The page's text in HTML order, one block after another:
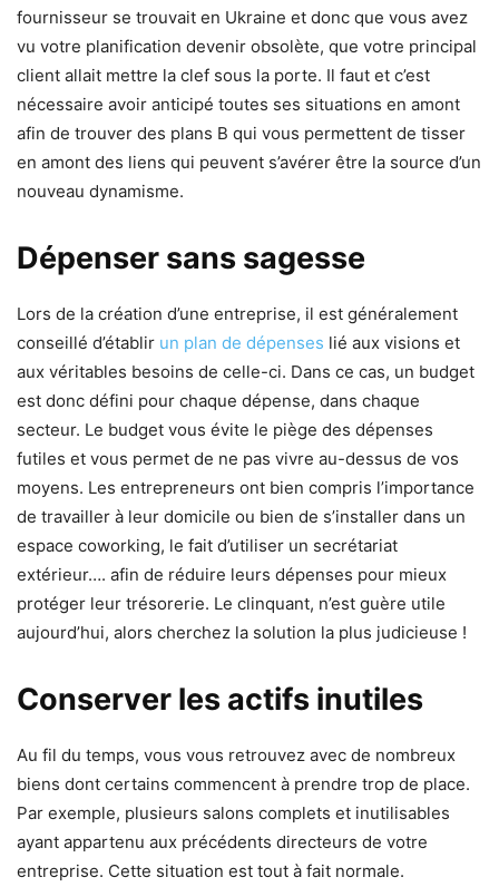
fournisseur se trouvait en Ukraine et donc que vous avez
vu votre planification devenir obsolète, que votre principal
client allait mettre la clef sous la porte. Il faut et c’est
nécessaire avoir anticipé toutes ses situations en amont
afin de trouver des plans B qui vous permettent de tisser
en amont des liens qui peuvent s’avérer être la source d’un
nouveau dynamisme.
Dépenser sans sagesse
Lors de la création d’une entreprise, il est généralement
conseillé d’établir un plan de dépenses lié aux visions et
aux véritables besoins de celle-ci. Dans ce cas, un budget
est donc défini pour chaque dépense, dans chaque
secteur. Le budget vous évite le piège des dépenses
futiles et vous permet de ne pas vivre au-dessus de vos
moyens. Les entrepreneurs ont bien compris l’importance
de travailler à leur domicile ou bien de s’installer dans un
espace coworking, le fait d’utiliser un secrétariat
extérieur…. afin de réduire leurs dépenses pour mieux
protéger leur trésorerie. Le clinquant, n’est guère utile
aujourd’hui, alors cherchez la solution la plus judicieuse !
Conserver les actifs inutiles
Au fil du temps, vous vous retrouvez avec de nombreux
biens dont certains commencent à prendre trop de place.
Par exemple, plusieurs salons complets et inutilisables
ayant appartenu aux précédents directeurs de votre
entreprise. Cette situation est tout à fait normale.